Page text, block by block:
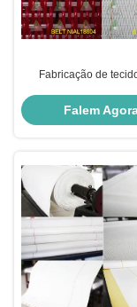
Fabricação de
Falem